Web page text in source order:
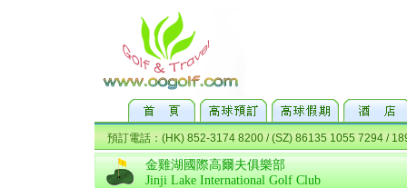
金雞湖國際高爾夫俱樂部
Jinji Lake International Golf Club